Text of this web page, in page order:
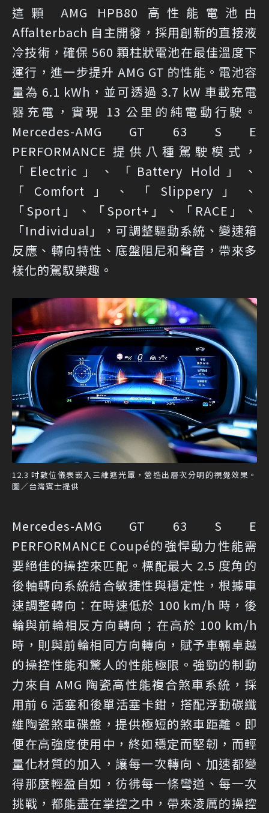
這顆 AMG HPB80 高性能電池由
Affalterbach 自主開發，採用創新的直接液
冷技術，確保 560 顆柱狀電池在最佳溫度下
運行，進一步提升 AMG GT 的性能。電池容
量為 6.1 kWh，並可透過 3.7 kW 車載充電
器充電，實現 13 公里的純電動行駛。
Mercedes-AMG GT 63 S E
PERFORMANCE 提供八種駕駛模式，
「Electric」、「Battery Hold」、
「Comfort」、「Slippery」、
「Sport」、「Sport+」、「RACE」、
「Individual」，可調整驅動系統、變速箱
反應、轉向特性、底盤阻尼和聲音，帶來多
樣化的駕馭樂趣。
12.3 吋數位儀表嵌入三維遮光罩，營造出層次分明的視覺效果。
圖／台灣賓士提供
Mercedes-AMG GT 63 S E
PERFORMANCE Coupé的強悍動力性能需
要絕佳的操控來匹配。標配最大 2.5 度角的
後軸轉向系統結合敏捷性與穩定性，根據車
速調整轉向：在時速低於 100 km/h 時，後
輪與前輪相反方向轉向；在高於 100 km/h
時，則與前輪相同方向轉向，賦予車輛卓越
的操控性能和驚人的性能極限。強勁的制動
力來自 AMG 陶瓷高性能複合煞車系統，採
用前 6 活塞和後單活塞卡鉗，搭配浮動碳纖
維陶瓷煞車碟盤，提供極短的煞車距離。即
便在高強度使用中，終如穩定而堅韌，而輕
量化材質的加入，讓每一次轉向、加速都變
得那麼輕盈自如，彷彿每一條彎道、每一次
挑戰，都能盡在掌控之中，帶來凌厲的操控